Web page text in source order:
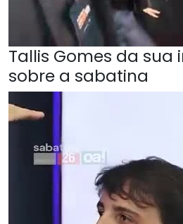
Tallis Gomes da sua
sobre a sabatina